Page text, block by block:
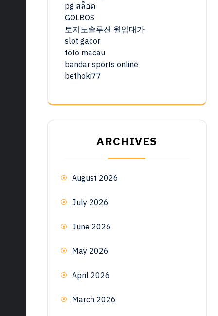
pg สล็อต
GOLBOS
토지노솔루션 월임대가
slot gacor
toto macau
bandar sports online
bethoki77
ARCHIVES
August 2026
July 2026
June 2026
May 2026
April 2026
March 2026